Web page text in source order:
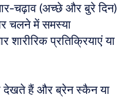
चढ़ाव (अच्छे और बुरे दिन)
चलने में समस्या
प्रतिक्रियाएं या
देखते हैं और ब्रेन स्कैन या